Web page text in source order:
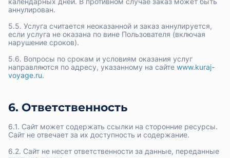
аннулирован.
5.5. Услуга считается неоказанной и заказ аннулируется,
если услуга не оказана по вине Пользователя (включая
нарушение сроков).
5.6. Вопросы по срокам и условиям оказания услуг
направляются по адресу, указанному на сайте www.kuraj-
voyage.ru.
6. Ответственность
6.1. Сайт может содержать ссылки на сторонние ресурсы.
Сайт не отвечает за их доступность и содержание.
6.2. Сайт не несет ответственности за данные, переданные